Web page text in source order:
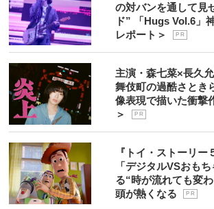
の対バンを通して見
ド” 「Hugs Vol.6」
レポート＞
P R
主演・森七菜×長久
舞伎町の過酷さとき
像表現で描いた衝撃
＞
P R
『トイ・ストーリ
「デジタルVSおも
る“時が流れても変
頭が熱くなる
P R